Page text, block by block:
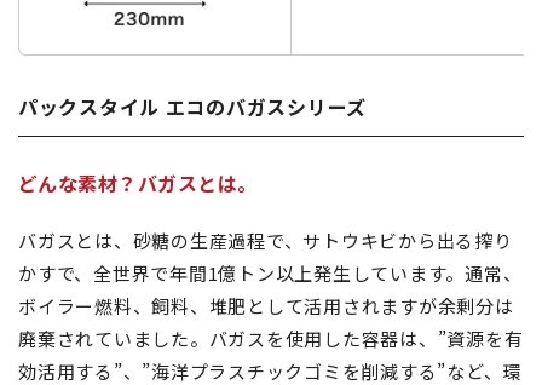
パックスタイル エコのバガスシリーズ
どんな素材？バガスとは。
バガスとは、砂糖の生産過程で、サトウキビから出る搾り
かすで、全世界で年間1億トン以上発生しています。通常、
ボイラー燃料、飼料、堆肥として活用されますが余剰分は
廃棄されていました。バガスを使用した容器は、”資源を有
効活用する”、”海洋プラスチックゴミを削減する”など、環